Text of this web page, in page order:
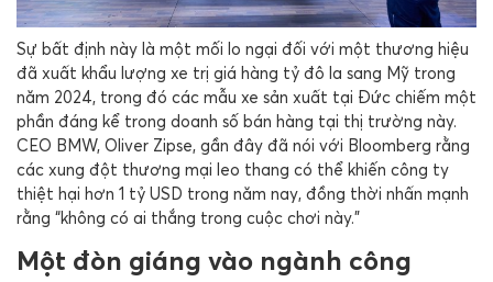
Sự bất định này là một mối lo ngại đối với một thương hiệu
đã xuất khẩu lượng xe trị giá hàng tỷ đô la sang Mỹ trong
năm 2024, trong đó các mẫu xe sản xuất tại Đức chiếm một
phần đáng kể trong doanh số bán hàng tại thị trường này.
CEO BMW, Oliver Zipse, gần đây đã nói với Bloomberg rằng
các xung đột thương mại leo thang có thể khiến công ty
thiệt hại hơn 1 tỷ USD trong năm nay, đồng thời nhấn mạnh
rằng “không có ai thắng trong cuộc chơi này.”
Một đòn giáng vào ngành công